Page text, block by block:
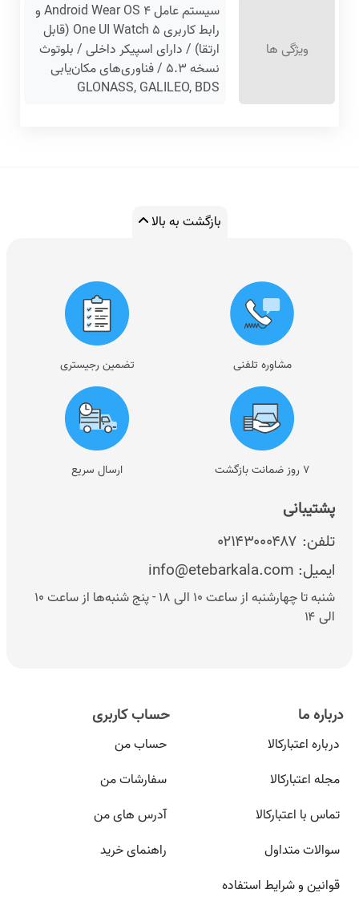
ویژگی ها
سیستم عامل Android Wear OS ۴ و
رابط کاربری One UI Watch ۵ (قابل
ارتقا) / دارای اسپیکر داخلی / بلوتوث
نسخه ۵.۳ / فناوری‌های مکان‌یابی
GLONASS, GALILEO, BDS
بازگشت به بالا
پشتیبانی
تلفن: ۰۲۱۴۳۰۰۰۴۸۷
ایمیل: info@etebarkala.com
شنبه تا چهارشنبه از ساعت ۱۰ الی ۱۸ - پنج شنبه‌ها از ساعت ۱۰
الی ۱۴
مشاوره تلفنی تضمین رجیستری
۷ روز ضمانت بازگشت ارسال سریع
درباره ما
درباره اعتبارکالا
مجله اعتبارکالا
تماس با اعتبارکالا
سوالات متداول
قوانین و شرایط استفاده
حساب کاربری
حساب من
سفارشات من
آدرس های من
راهنمای خرید